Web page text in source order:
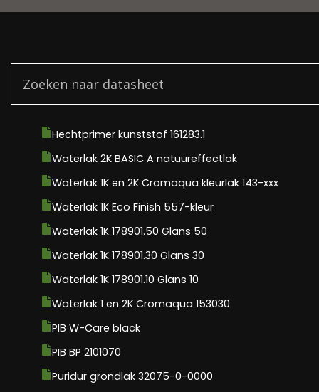
Hechtprimer kunststof 161283.1
Waterlak 2K BASIC A natuureffectlak
Waterlak 1K en 2K Cromaqua kleurlak 143-xxx
Waterlak 1K Eco Finish 557-kleur
Waterlak 1K 178901.50 Glans 50
Waterlak 1K 178901.30 Glans 30
Waterlak 1K 178901.10 Glans 10
Waterlak 1 en 2K Cromaqua 153030
PIB W-Care black
PIB BP 2101070
Puridur grondlak 32075-0-0000